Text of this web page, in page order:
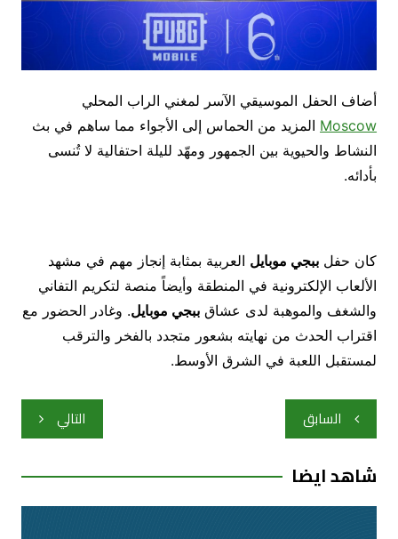
أضاف الحفل الموسيقي الآسر لمغني الراب المحلي
Moscow المزيد من الحماس إلى الأجواء مما ساهم في بث
النشاط والحيوية بين الجمهور ومهّد لليلة احتفالية لا تُنسى
بأدائه.
كان حفل ببجي موبايل العربية بمثابة إنجاز مهم في مشهد
الألعاب الإلكترونية في المنطقة وأيضاً منصة لتكريم التفاني
والشغف والموهبة لدى عشاق ببجي موبايل. وغادر الحضور مع
اقتراب الحدث من نهايته بشعور متجدد بالفخر والترقب
لمستقبل اللعبة في الشرق الأوسط.
تصفّح
المقالات
السابق التالي
شاهد ايضا